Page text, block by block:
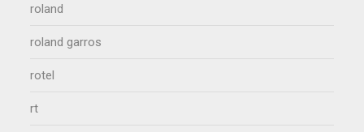
roland
roland garros
rotel
rt